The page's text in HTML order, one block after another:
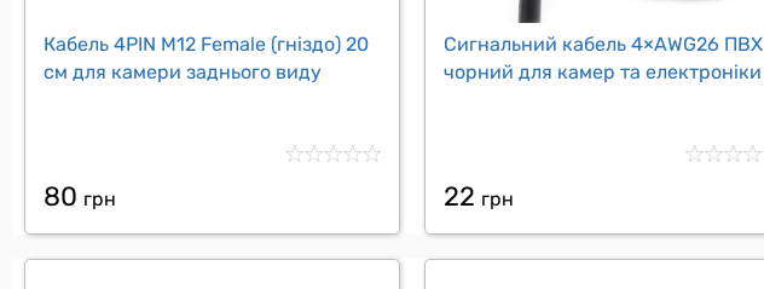
Кабель 4PIN M12 Female (гніздо) 20
см для камери заднього виду
80 грн
Сигнальний кабель 4×AWG26 ПВХ
чорний для камер та електроніки
22 грн